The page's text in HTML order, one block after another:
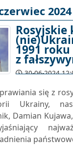
2024
Rosyjskie
1991 roku
z
30-06-2024
się z
Ukrainy,
Damian